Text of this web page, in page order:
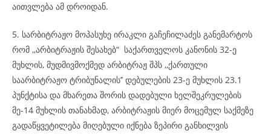
აითვლება ამ დროიდან.
5. სარბიტრაჟო მოპასუხე ირაკლი გაჩეჩილაძეს განემარტოს
რომ ,,არბიტრაჟის შესახებ“ საქართველოს კანონის 32-ე
მუხლის, მუდმივმოქმედ არბიტრაჟ შპს ,,ქართული
საარბიტრაჟო ტრიბუნალის’’ დებულების 23-ე მუხლის 23.1
პუნქტისა და მხარეთა შორის დადებული ხელშეკრულების
მე-14 მუხლის თანახმად, არბიტრაჟის მიერ მოცემულ საქმეზე
გადაწყვეტილება მიღებული იქნება ზეპირი განხილვის